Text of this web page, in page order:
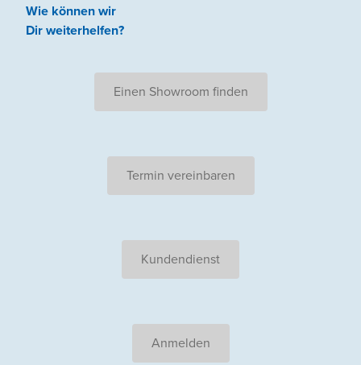
Wie können wir
Dir weiterhelfen?
Einen Showroom finden
Termin vereinbaren
Kundendienst
Anmelden